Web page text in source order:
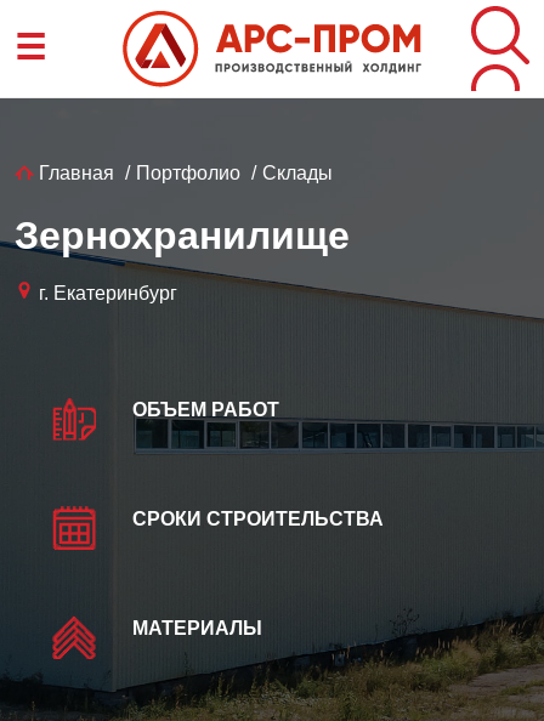
☰
Строка
навигации
Главная Портфолио Склады
Зернохранилище
г. Екатеринбург
ОБЪЕМ РАБОТ
СРОКИ СТРОИТЕЛЬСТВА
МАТЕРИАЛЫ